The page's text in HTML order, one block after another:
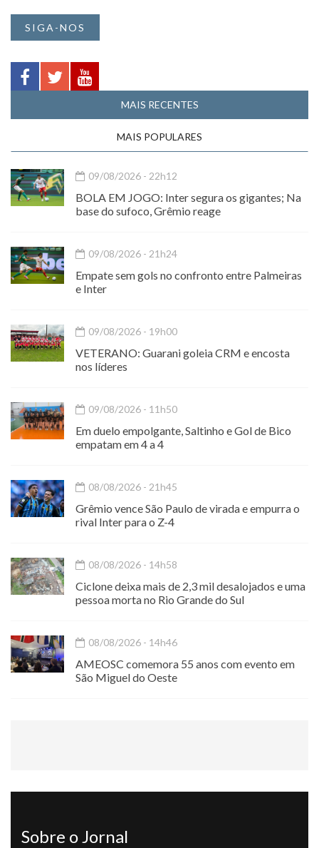
SIGA-NOS
MAIS RECENTES
MAIS POPULARES
09/08/2026 - 22h12
BOLA EM JOGO: Inter segura os gigantes; Na
base do sufoco, Grêmio reage
09/08/2026 - 21h24
Empate sem gols no confronto entre Palmeiras
e Inter
09/08/2026 - 19h00
VETERANO: Guarani goleia CRM e encosta
nos líderes
09/08/2026 - 11h50
Em duelo empolgante, Saltinho e Gol de Bico
empatam em 4 a 4
08/08/2026 - 21h45
Grêmio vence São Paulo de virada e empurra o
rival Inter para o Z-4
08/08/2026 - 14h58
Ciclone deixa mais de 2,3 mil desalojados e uma
pessoa morta no Rio Grande do Sul
08/08/2026 - 14h46
AMEOSC comemora 55 anos com evento em
São Miguel do Oeste
Sobre o Jornal